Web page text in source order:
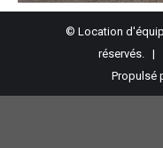
© Location
réservés. |
Propulsé